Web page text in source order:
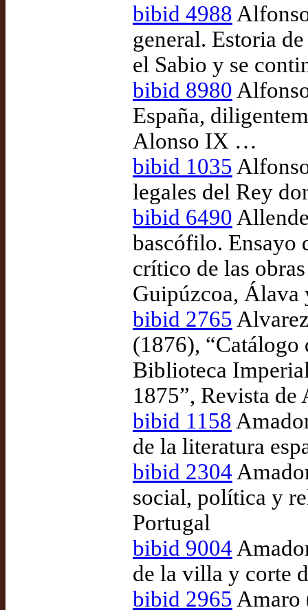
bibid 4988
general. Estoria
el Sabio y se
bibid 8980
España,
Alonso IX …
bibid 1035
legales del Rey
bibid 6490
bascófilo. Ensayo
crítico de las
Guipúzcoa, Álava
bibid 2765
(1876), “Catálogo
Biblioteca
1875”, Revista
bibid 1158
de la literatura
bibid 2304
social, política y
Portugal
bibid 9004
de la villa y corte
bibid 2965 Amaro